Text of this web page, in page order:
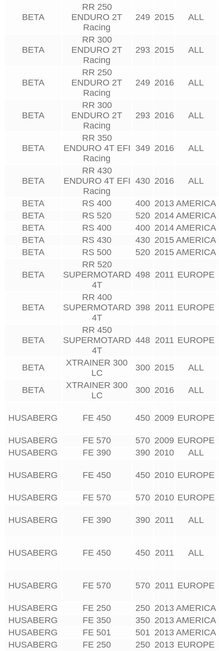
BETA
RR 250
ENDURO 2T
Racing
249 2015 ALL
BETA
RR 300
ENDURO 2T
Racing
293 2015 ALL
BETA
RR 250
ENDURO 2T
Racing
249 2016 ALL
BETA
RR 300
ENDURO 2T
Racing
293 2016 ALL
BETA
RR 350
ENDURO 4T EFI
Racing
349 2016 ALL
BETA
RR 430
ENDURO 4T EFI
Racing
430 2016 ALL
BETA RS 400 400 2013 AMERICA
BETA
RS 520 520 2014 AMERICA
BETA
RS 400 400 2014 AMERICA
BETA
RS 430 430 2015 AMERICA
BETA
RS 500 520 2015 AMERICA
BETA
RR 520
SUPERMOTARD
4T
498 2011 EUROPE
BETA
RR 400
SUPERMOTARD
4T
398 2011 EUROPE
BETA
RR 450
SUPERMOTARD
4T
448 2011 EUROPE
BETA
XTRAINER 300
LC
300 2015 ALL
BETA
XTRAINER 300
LC
300 2016 ALL
HUSABERG FE 450 450 2009 EUROPE
HUSABERG FE 570 570 2009 EUROPE
HUSABERG
FE 390 390 2010 ALL
HUSABERG FE 450 450 2010 EUROPE
HUSABERG FE 570 570 2010 EUROPE
HUSABERG FE 390 390 2011 ALL
HUSABERG FE 450 450 2011 ALL
HUSABERG FE 570 570 2011 EUROPE
HUSABERG FE 250 250 2013 AMERICA
HUSABERG
FE 350 350 2013 AMERICA
HUSABERG
FE 501 501 2013 AMERICA
HUSABERG
FE 250 250 2013 EUROPE